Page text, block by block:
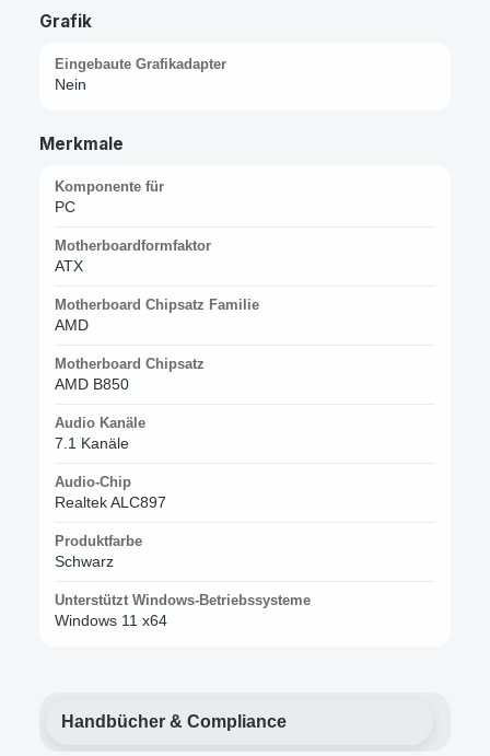
Grafik
Eingebaute Grafikadapter
Nein
Merkmale
Komponente für
PC
Motherboardformfaktor
ATX
Motherboard Chipsatz Familie
AMD
Motherboard Chipsatz
AMD B850
Audio Kanäle
7.1 Kanäle
Audio-Chip
Realtek ALC897
Produktfarbe
Schwarz
Unterstützt Windows-Betriebssysteme
Windows 11 x64
Handbücher & Compliance